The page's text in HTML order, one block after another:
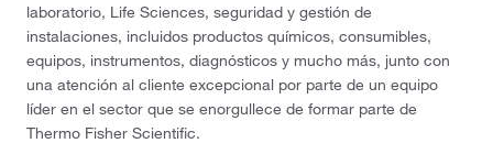
laboratorio, Life Sciences, seguridad y gestión de
instalaciones, incluidos productos químicos, consumibles,
equipos, instrumentos, diagnósticos y mucho más, junto con
una atención al cliente excepcional por parte de un equipo
líder en el sector que se enorgullece de formar parte de
Thermo Fisher Scientific.